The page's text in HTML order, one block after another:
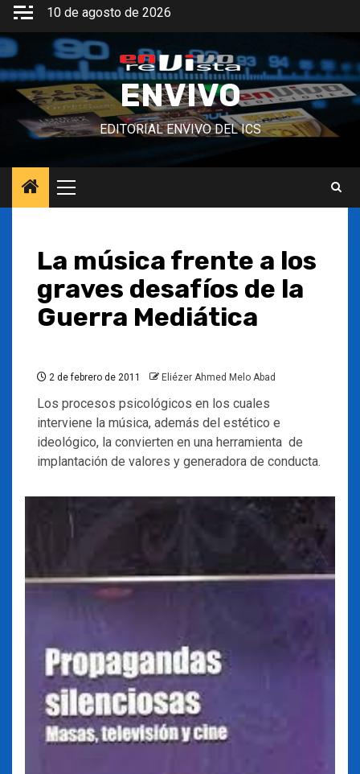
Saltar
contenido
10 de agosto de 2026
ENVIVO
EDITORIAL ENVIVO DEL ICS
Menú
principal
La música frente a los
graves desafíos de la
Guerra Mediática
2 de febrero de 2011 Eliézer Ahmed Melo Abad
Los procesos psicológicos en los cuales
interviene la música, además del estético e
ideológico, la convierten en una herramienta de
implantación de valores y generadora de conducta.